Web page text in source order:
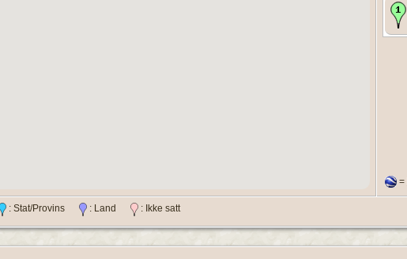
=
: Stat/Provins : Land : Ikke satt